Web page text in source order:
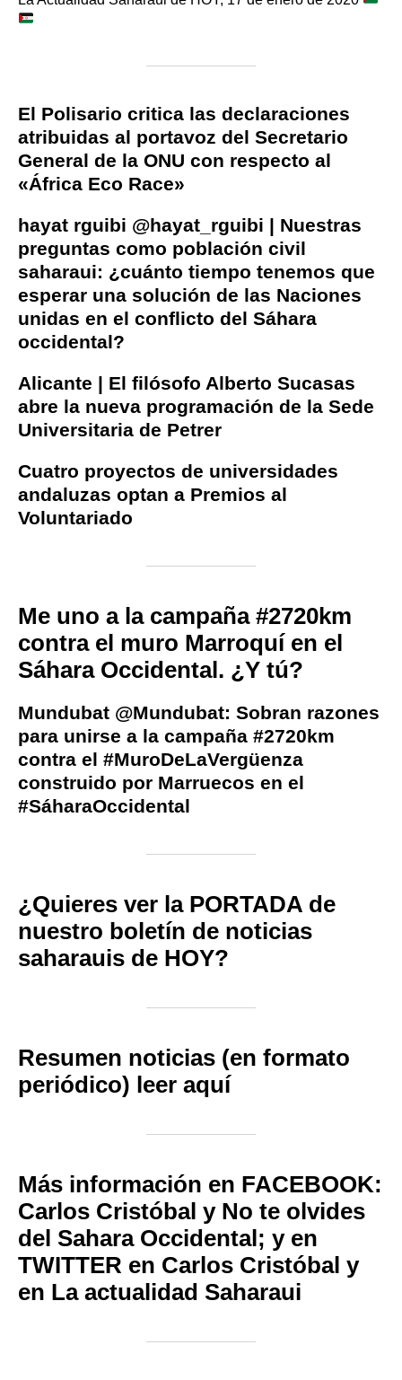
El Polisario critica las declaraciones
atribuidas al portavoz del Secretario
General de la ONU con respecto al
«África Eco Race»
hayat rguibi @hayat_rguibi | Nuestras
preguntas como población civil
saharaui: ¿cuánto tiempo tenemos que
esperar una solución de las Naciones
unidas en el conflicto del Sáhara
occidental?
Alicante | El filósofo Alberto Sucasas
abre la nueva programación de la Sede
Universitaria de Petrer
Cuatro proyectos de universidades
andaluzas optan a Premios al
Voluntariado
Me uno a la campaña #2720km
contra el muro Marroquí en el
Sáhara Occidental. ¿Y tú?
Mundubat @Mundubat: Sobran razones
para unirse a la campaña #2720km
contra el #MuroDeLaVergüenza
construido por Marruecos en el
#SáharaOccidental
¿Quieres ver la PORTADA de
nuestro boletín de noticias
saharauis de HOY?
Resumen noticias (en formato
periódico) leer aquí
Más información en FACEBOOK:
Carlos Cristóbal y No te olvides
del Sahara Occidental; y en
TWITTER en Carlos Cristóbal y
en La actualidad Saharaui